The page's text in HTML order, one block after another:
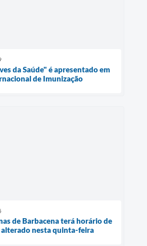
da Saúde" é apresentado em
de Imunização
de Barbacena terá horário de
nesta quinta-feira